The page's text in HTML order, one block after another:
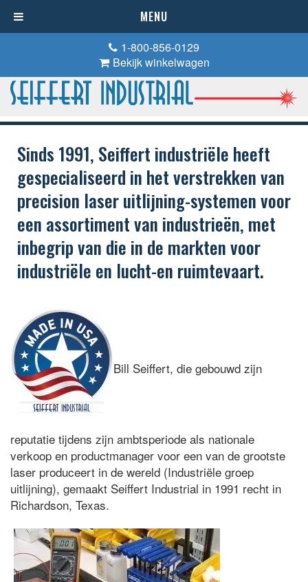
1-800-856-0129
Bekijk winkelwagen
Sinds 1991, Seiffert industriële heeft
gespecialiseerd in het verstrekken van
precision laser uitlijning-systemen voor
een assortiment van industrieën, met
inbegrip van die in de markten voor
industriële en lucht-en ruimtevaart.
Bill Seiffert, die gebouwd zijn
reputatie tijdens zijn ambtsperiode als nationale
verkoop en productmanager voor een van de grootste
laser produceert in de wereld (Industriële groep
uitlijning), gemaakt Seiffert Industrial in 1991 recht in
Richardson, Texas.
MENU